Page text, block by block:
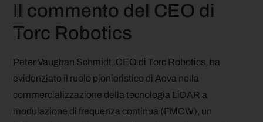
Il commento del CEO di
Torc Robotics
Peter Vaughan Schmidt, CEO di Torc Robotics, ha
evidenziato il ruolo pionieristico di Aeva nella
commercializzazione della tecnologia LiDAR a
modulazione di frequenza continua (FMCW), un